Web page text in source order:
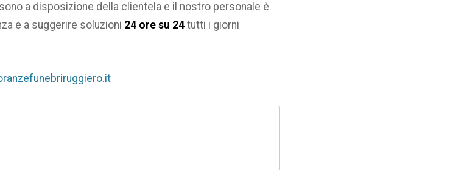
a disposizione della clientela e il nostro personale è
e a suggerire soluzioni 24 ore su 24 tutti i giorni